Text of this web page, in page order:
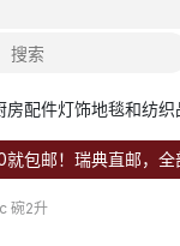
房配件灯饰地毯和纺织
包邮！瑞典直邮，全
碗2升